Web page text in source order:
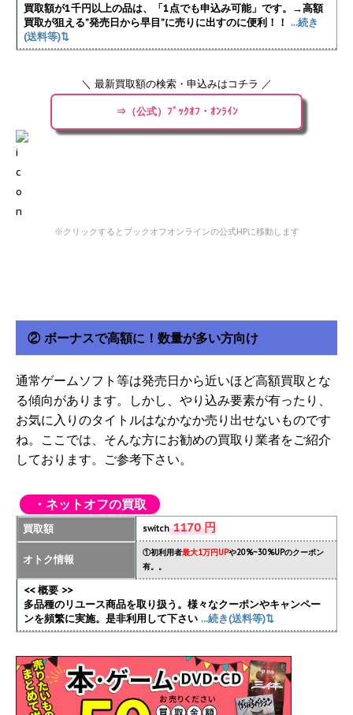
買取額が1千円以上の品は、「1点でも申込み可能」です。→高額
買取が狙える”発売日から早目”に売りに出すのに便利！！ ...続き
(送料等)⇅
＼ 最新買取額の検索・申込みはコチラ ／
⇒（公式）ﾌﾞｯｸｵﾌ・ｵﾝﾗｲﾝ
※クリックするとブックオフオンラインの公式HPに移動します
② ボーナスで高額に！数量が多い方向け
通常ゲームソフト等は発売日から近いほど高額買取とな
る傾向があります。しかし、やり込み要素が有ったり、
お気に入りのタイトルはなかなか売り出せないものです
ね。ここでは、そんな方にお勧めの買取り業者をご紹介
しております。ご参考下さい。
・ネットオフの買取
買取額 switch1170 円
オトク情報
①初利用者最大1万円UPや20%~30%UPのクーポン
有。。
<< 概要 >>
多品種のリユース商品を取り扱う。様々なクーポンやキャンペー
ンを頻繁に実施。是非利用して下さい ...続き(送料等)⇅